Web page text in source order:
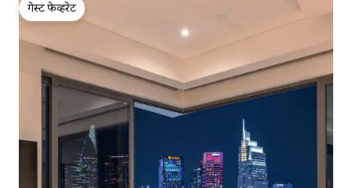
गेस्ट फेव्हरेट
गेस्ट फेव्हरेट